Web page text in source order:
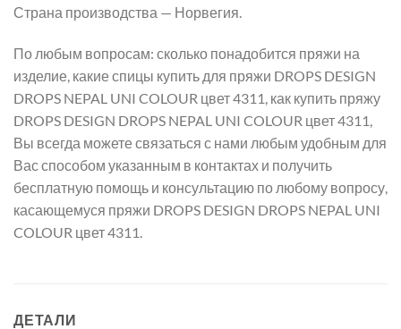
Страна производства — Норвегия.
По любым вопросам: сколько понадобится пряжи на
изделие, какие спицы купить для пряжи DROPS DESIGN
DROPS NEPAL UNI COLOUR цвет 4311, как купить пряжу
DROPS DESIGN DROPS NEPAL UNI COLOUR цвет 4311,
Вы всегда можете связаться с нами любым удобным для
Вас способом указанным в контактах и получить
бесплатную помощь и консультацию по любому вопросу,
касающемуся пряжи DROPS DESIGN DROPS NEPAL UNI
COLOUR цвет 4311.
ДЕТАЛИ